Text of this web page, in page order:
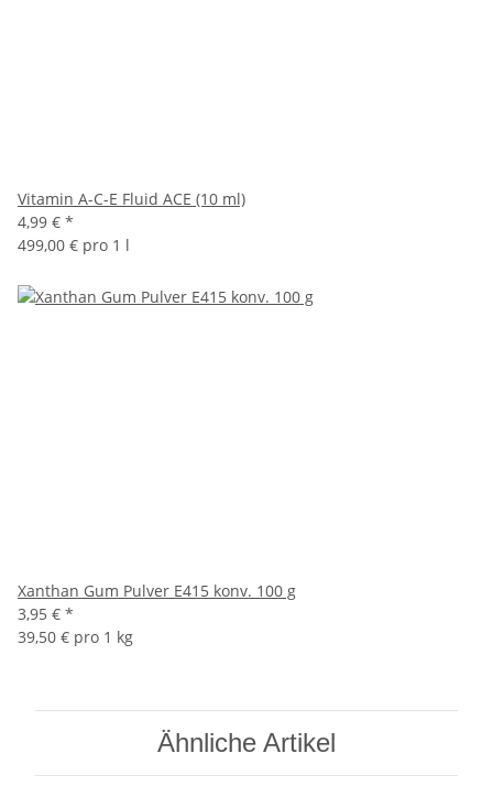
Vitamin A-C-E Fluid ACE (10 ml)
4,99 € *
499,00 € pro 1 l
Xanthan Gum Pulver E415 konv. 100 g
3,95 € *
39,50 € pro 1 kg
Ähnliche Artikel